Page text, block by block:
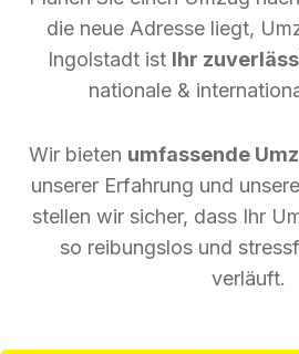
die neue Adresse liegt,
Ingolstadt ist Ihr
nationale &
Wir bieten umfassende
unserer Erfahrung und
stellen wir sicher, dass Ihr
so reibungslos und
verläuft.